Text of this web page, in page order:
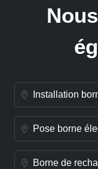
Installation
Pose borne
Borne de